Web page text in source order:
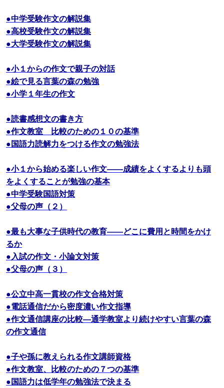
●中学受験作文の解説集
●高校受験作文の解説集
●大学受験作文の解説集
●小１からの作文で親子の対話
●絵で見る言葉の森の勉強
●小学１年生の作文
●読書感想文の書き方
●作文教室 比較のための１０の基準
●国語力読解力をつける作文の勉強法
●小１から始める楽しい作文――成績をよくするよりも頭
をよくすることが勉強の基本
●中学受験国語対策
●父母の声（２）
●最も大事な子供時代の教育――どこに費用と時間をかけ
るか
●入試の作文・小論文対策
●父母の声（３）
●公立中高一貫校の作文合格対策
●電話通信だから密度濃い作文指導
●作文通信講座の比較―通学教室より続けやすい言葉の森
の作文通信
●子や孫に教えられる作文講師資格
●作文教室、比較のための７つの基準
●国語力は低学年の勉強法で決まる